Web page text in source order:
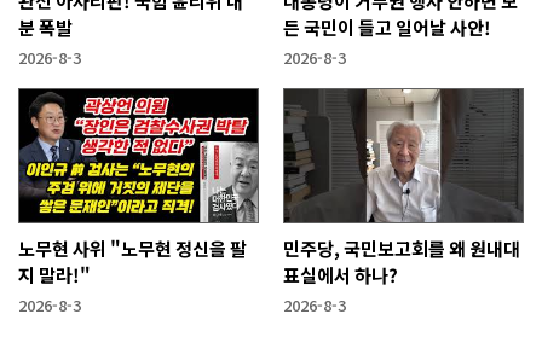
분 폭발
2026-8-3
든 국민이 들고 일어날 사안!
2026-8-3
노무현 사위 "노무현 정신을 팔
지 말라!"
2026-8-3
민주당, 국민보고회를 왜 원내대
표실에서 하나?
2026-8-3